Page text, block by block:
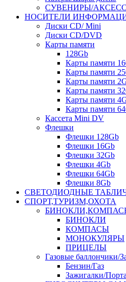
СУВЕНИРЫ/
НОСИТЕЛИ
Диски CD/ Mini
Диски CD/DVD
Карты памяти
128Gb
Карты памяти
Карты памяти
Карты памяти
Карты памяти
Карты памяти
Карты памяти
Кассета Mini DV
Флешки
Флешки 128Gb
Флешки 16Gb
Флешки 32Gb
Флешки 4Gb
Флешки 64Gb
Флешки 8Gb
СВЕТОДИОДНЫЕ
СПОРТ,ТУРИЗМ,ОХОТА
БИНОКЛИ
КОМПАСЫ
МОНОКУЛЯРЫ
ПРИЦЕЛЫ
Газовые баллончики/
Бензин/Газ
Зажигалки/